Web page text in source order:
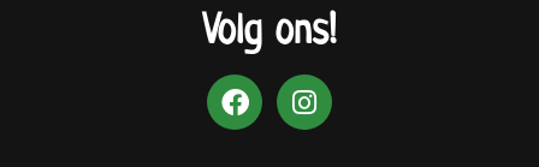
Volg ons!